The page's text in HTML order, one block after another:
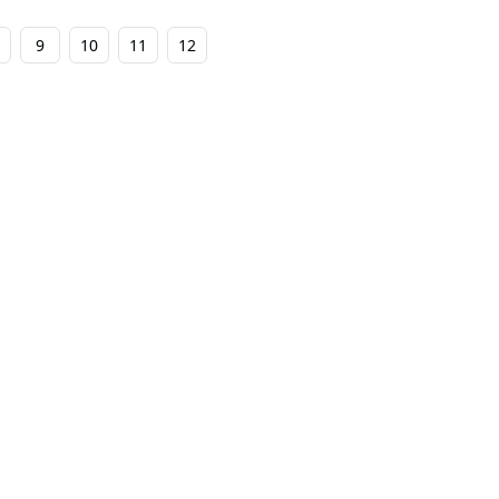
9 10 11 12